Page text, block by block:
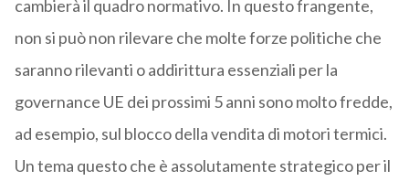
cambierà il quadro normativo. In questo frangente,
non si può non rilevare che molte forze politiche che
saranno rilevanti o addirittura essenziali per la
governance UE dei prossimi 5 anni sono molto fredde,
ad esempio, sul blocco della vendita di motori termici.
Un tema questo che è assolutamente strategico per il